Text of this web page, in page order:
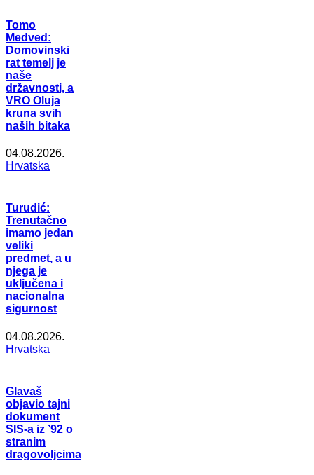
Tomo
Medved:
Domovinski
rat temelj je
naše
državnosti, a
VRO Oluja
kruna svih
naših bitaka
04.08.2026.
Hrvatska
Turudić:
Trenutačno
imamo jedan
veliki
predmet, a u
njega je
uključena i
nacionalna
sigurnost
04.08.2026.
Hrvatska
Glavaš
objavio tajni
dokument
SIS-a iz ’92 o
stranim
dragovoljcima